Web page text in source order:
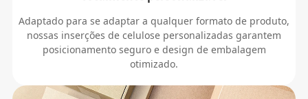
Adaptado para se adaptar a qualquer formato de produto,
nossas inserções de celulose personalizadas garantem
posicionamento seguro e design de embalagem
otimizado.